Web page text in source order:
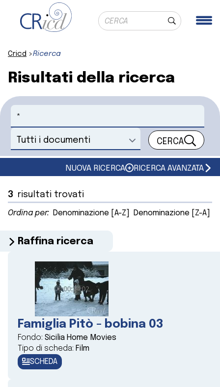
Ricerca globale
Cerca
Cricd Ricerca
Risultati della ricerca
Cerca
Seleziona un documento CERCA
NUOVA RICERCA RICERCA AVANZATA
3 risultati trovati
Ordina per: Denominazione [A-Z] Denominazione [Z-A]
Raffina ricerca
Famiglia Pitò - bobina 03
Fondo: Sicilia Home Movies
Tipo di scheda: Film
SCHEDA